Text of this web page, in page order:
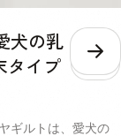
犬の乳
タイプ
こ
ギルトは、愛犬の